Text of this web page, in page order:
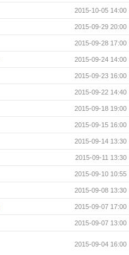
2015-10-05 14:00
2015-09-29 20:00
2015-09-28 17:00
2015-09-24 14:00
2015-09-23 16:00
2015-09-22 14:40
2015-09-18 19:00
2015-09-15 16:00
2015-09-14 13:30
2015-09-11 13:30
2015-09-10 10:55
2015-09-08 13:30
2015-09-07 17:00
2015-09-07 13:00
2015-09-04 16:00